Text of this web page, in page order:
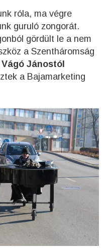
róla, ma végre
guruló zongorát.
gördült le a nem
a Szentháromság
Vágó Jánostól
a Bajamarketing